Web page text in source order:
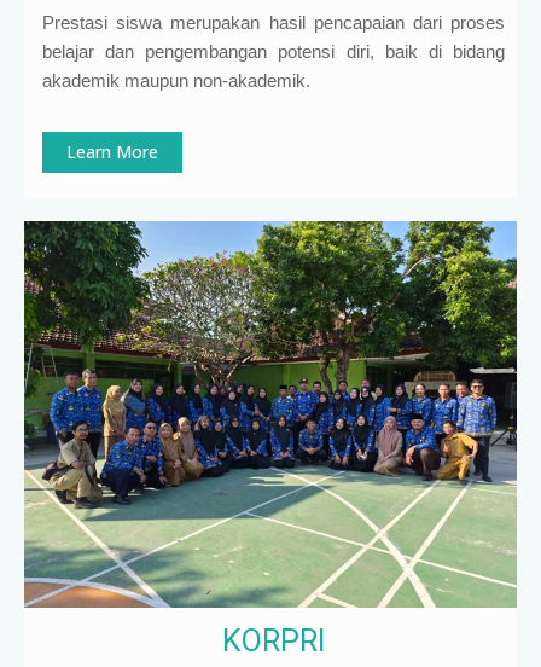
Prestasi siswa merupakan hasil pencapaian dari proses
belajar dan pengembangan potensi diri, baik di bidang
akademik maupun non-akademik.
Learn More
KORPRI